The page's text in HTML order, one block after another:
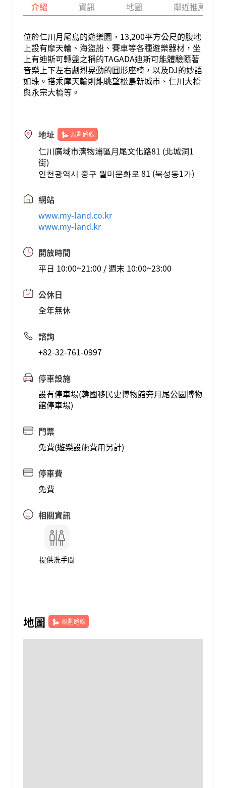
介紹 資訊 地圖 鄰近推薦景點
位於仁川月尾島的遊樂園，13,200平方公尺的腹地
上設有摩天輪、海盜船、賽車等各種遊樂器材，坐
上有迪斯可轉盤之稱的TAGADA迪斯可能體驗隨著
音樂上下左右劇烈晃動的圓形座椅，以及DJ的妙語
如珠。搭乘摩天輪則能眺望松島新城市、仁川大橋
與永宗大橋等。
地址 規劃路線
仁川廣域市濟物浦區月尾文化路81 (北城洞1
街)
인천광역시 중구 월미문화로 81 (북성동1가)
網站
www.my-land.co.kr
www.my-land.kr
開放時間
平日 10:00~21:00 / 週末 10:00~23:00
公休日
全年無休
諮詢
+82-32-761-0997
停車設施
設有停車場(韓國移民史博物館旁月尾公園博物
館停車場)
門票
免費(遊樂設施費用另計)
停車費
免費
相關資訊
提供洗手間
地圖 規劃路線